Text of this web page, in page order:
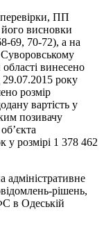
ПП
його висновки
69, 70-72), а на
винесено
29.07.2015 року
розмір
вартість у
позивачу
у розмірі 1 378 462
адміністративне
рішень,
в Одеській